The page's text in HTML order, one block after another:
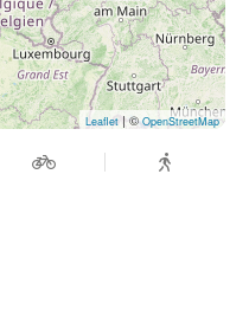
Leaflet | ©OpenStreetMap